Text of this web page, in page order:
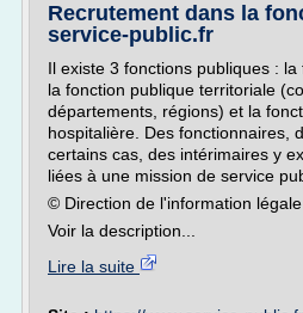
Recrutement dans la
service-public.fr
Il existe 3 fonctions publiques : la
la fonction publique territoriale
départements, régions) et la
hospitalière. Des fonctionnaires,
certains cas, des intérimaires y
liées à une mission de service
© Direction de l'information
Voir la description...
Lire la suite